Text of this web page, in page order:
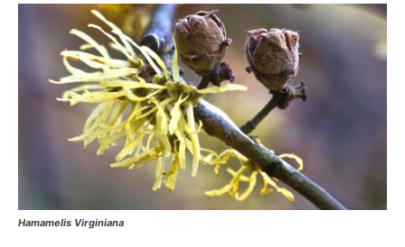
Hamamelis Virginiana